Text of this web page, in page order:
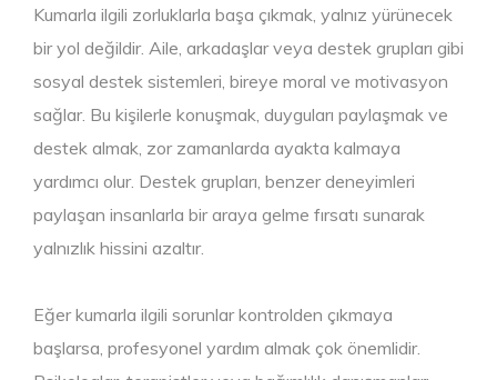
Kumarla ilgili zorluklarla başa çıkmak, yalnız yürünecek
bir yol değildir. Aile, arkadaşlar veya destek grupları gibi
sosyal destek sistemleri, bireye moral ve motivasyon
sağlar. Bu kişilerle konuşmak, duyguları paylaşmak ve
destek almak, zor zamanlarda ayakta kalmaya
yardımcı olur. Destek grupları, benzer deneyimleri
paylaşan insanlarla bir araya gelme fırsatı sunarak
yalnızlık hissini azaltır.
Eğer kumarla ilgili sorunlar kontrolden çıkmaya
başlarsa, profesyonel yardım almak çok önemlidir.